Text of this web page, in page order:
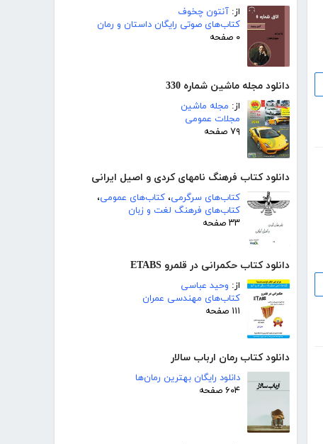
از: آنتون چخوف
کتاب‌های صوتی رایگان داستان و رمان
۰ صفحه
دانلود مجله ماشین شماره 330
از: مجله ماشین
مجلات عمومی
۷۹ صفحه
دانلود کتاب فرهنگ نامهای کردی و اصیل ایرانی
کتاب‌های سرگرمی، کتاب‌های عمومی،
کتاب‌های فرهنگ لغت و زبان
۳۳ صفحه
دانلود کتاب حکمرانی در قلمرو ETABS
از: وحید عباسی
کتاب‌های مهندسی عمران
۱۱۱ صفحه
دانلود کتاب رمان ارباب سالار
دانلود رایگان بهترین رمان‌ها
۶۰۴ صفحه